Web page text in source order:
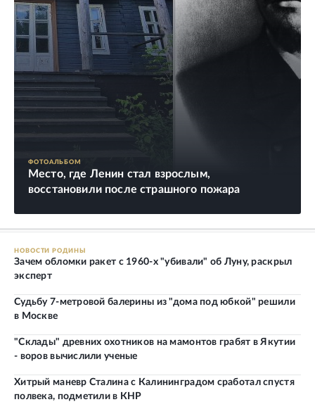
ФОТОАЛЬБОМ
Место, где Ленин стал взрослым,
восстановили после страшного пожара
НОВОСТИ РОДИНЫ
Зачем обломки ракет с 1960-х "убивали" об Луну, раскрыл
эксперт
Судьбу 7-метровой балерины из "дома под юбкой" решили
в Москве
"Склады" древних охотников на мамонтов грабят в Якутии
- воров вычислили ученые
Хитрый маневр Сталина с Калининградом сработал спустя
полвека, подметили в КНР